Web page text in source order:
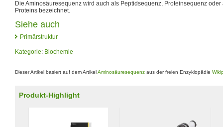
Die Aminosäuresequenz wird auch als Peptidsequenz, Proteinsequenz
Proteins bezeichnet.
Siehe auch
Primärstruktur
Kategorie: Biochemie
Dieser Artikel basiert auf dem ArtikelAminosäuresequenz aus der freien Enzyklopädie
Produkt-Highlight